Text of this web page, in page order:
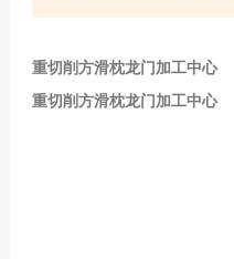
重切削方滑枕龙门加工中心
重切削方滑枕龙门加工中心